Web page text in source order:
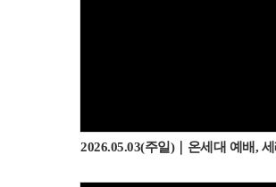
2026.05.03(주일)｜온세대 예배,